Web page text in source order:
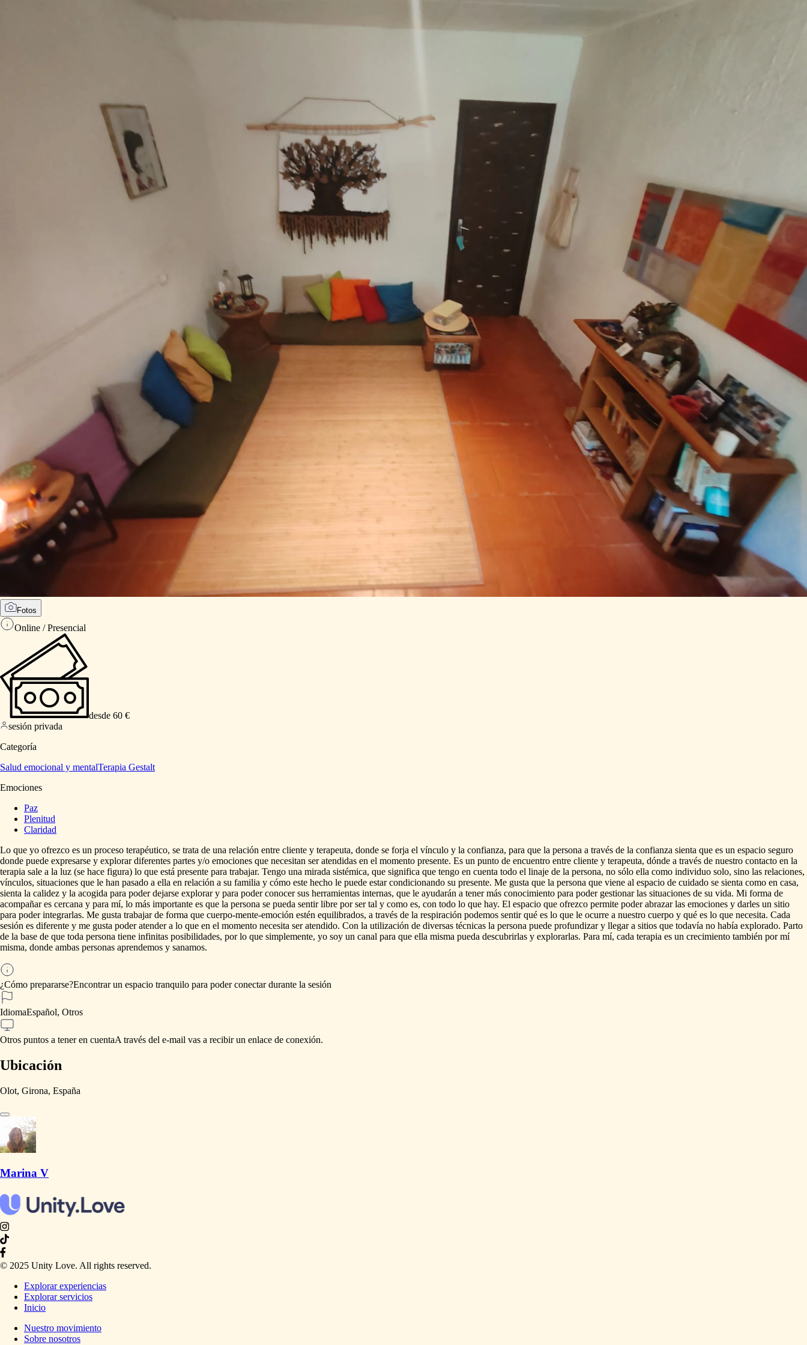
Fotos
Online / Presencial
desde 60 €
sesión privada
Categoría
Salud emocional y mentalTerapia Gestalt
Emociones
Paz
Plenitud
Claridad
Lo que yo ofrezco es un proceso terapéutico, se trata de una relación entre cliente y terapeuta, donde se forja el vínculo y la confianza, para que la persona a través de la confianza sienta que es un espacio seguro
donde puede expresarse y explorar diferentes partes y​/​o emociones que necesitan ser atendidas en el momento presente. Es un punto de encuentro entre cliente y terapeuta, dónde a través de nuestro contacto en la
terapia sale a la luz (se hace figura) lo que está presente para trabajar. Tengo una mirada sistémica, que significa que tengo en cuenta todo el linaje de la persona, no sólo ella como individuo solo, sino las relaciones,
vínculos, situaciones que le han pasado a ella en relación a su familia y cómo este hecho le puede estar condicionando su presente. Me gusta que la persona que viene al espacio de cuidado se sienta como en casa,
sienta la calidez y la acogida para poder dejarse explorar y para poder conocer sus herramientas internas, que le ayudarán a tener más conocimiento para poder gestionar las situaciones de su vida. Mi forma de
acompañar es cercana y para mí, lo más importante es que la persona se pueda sentir libre por ser tal y como es, con todo lo que hay. El espacio que ofrezco permite poder abrazar las emociones y darles un sitio
para poder integrarlas. Me gusta trabajar de forma que cuerpo-mente-emoción estén equilibrados, a través de la respiración podemos sentir qué es lo que le ocurre a nuestro cuerpo y qué es lo que necesita. Cada
sesión es diferente y me gusta poder atender a lo que en el momento necesita ser atendido. Con la utilización de diversas técnicas la persona puede profundizar y llegar a sitios que todavía no había explorado. Parto
de la base de que toda persona tiene infinitas posibilidades, por lo que simplemente, yo soy un canal para que ella misma pueda descubrirlas y explorarlas. Para mí, cada terapia es un crecimiento también por mí
misma, donde ambas personas aprendemos y sanamos.
¿Cómo prepararse?Encontrar un espacio tranquilo para poder conectar durante la sesión
IdiomaEspañol, Otros
Otros puntos a tener en cuentaA través del e-mail vas a recibir un enlace de conexión.
Ubicación
Olot, Girona, España
Marina V
© 2025 Unity Love. All rights reserved.
Explorar experiencias
Explorar servicios
Inicio
Nuestro movimiento
Sobre nosotros